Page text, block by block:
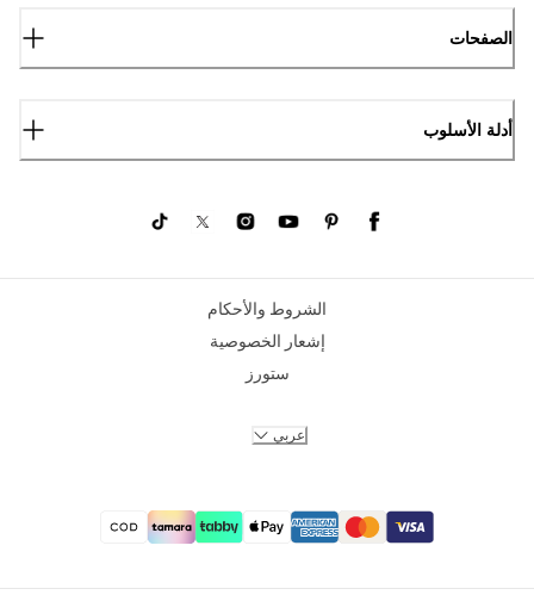
الصفحات
أدلة الأسلوب
الشروط والأحكام
إشعار الخصوصية
ستورز
عربي